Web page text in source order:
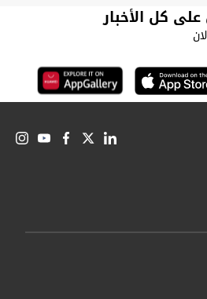
كل الأخبار